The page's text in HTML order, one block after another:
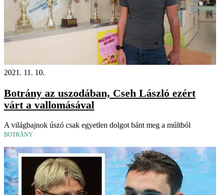
2021. 11. 10.
Botrány az uszodában, Cseh László ezért
várt a vallomásával
A világbajnok úszó csak egyetlen dolgot bánt meg a múltból
BOTRÁNY